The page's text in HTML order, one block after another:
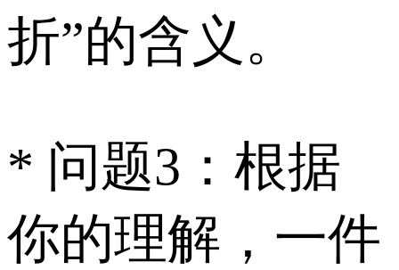
折”的含义。
* 问题3：根据
你的理解，一件